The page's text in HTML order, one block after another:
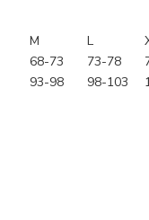
M L
68-73 73-78
93-98 98-103